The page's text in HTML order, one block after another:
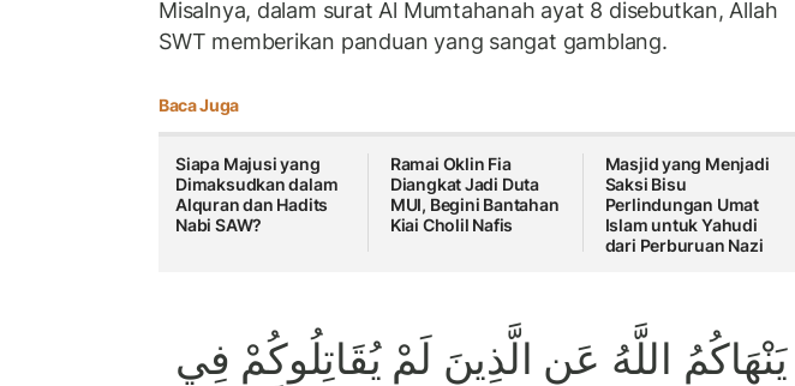
Misalnya, dalam surat Al Mumtahanah ayat 8 disebutkan, Allah
SWT memberikan panduan yang sangat gamblang.
Baca Juga
Siapa Majusi yang
Dimaksudkan dalam
Alquran dan Hadits
Nabi SAW?
Ramai Oklin Fia
Diangkat Jadi Duta
MUI, Begini Bantahan
Kiai Cholil Nafis
Masjid yang Menjadi
Saksi Bisu
Perlindungan Umat
Islam untuk Yahudi
dari Perburuan Nazi
ا يَنْهَاكُمُ اللَّهُ عَنِ الَّذِينَ لَمْ يُقَاتِلُوكُمْ فِي